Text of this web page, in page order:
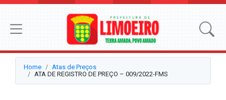
Home
Atas de Preços
ATA DE REGISTRO DE PREÇO – 009/2022-FMS